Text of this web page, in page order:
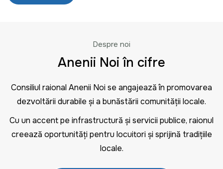
Despre noi
Anenii Noi în cifre
Consiliul raional Anenii Noi se angajează în promovarea
dezvoltării durabile și a bunăstării comunității locale.
Cu un accent pe infrastructură și servicii publice, raionul
creează oportunități pentru locuitori și sprijină tradițiile
locale.